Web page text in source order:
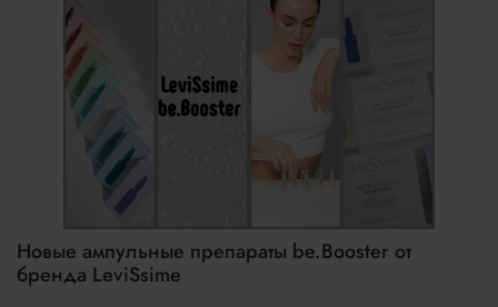
Новые ампульные препараты be.Booster от
бренда LeviSsime